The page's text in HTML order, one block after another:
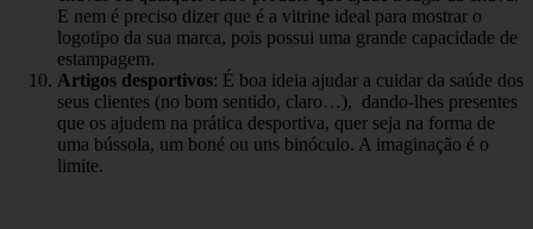
E nem é preciso dizer que é a vitrine ideal para mostrar o
logotipo da sua marca, pois possui uma grande capacidade de
estampagem.
Artigos desportivos: É boa ideia ajudar a cuidar da saúde dos
seus clientes (no bom sentido, claro…), dando-lhes presentes
que os ajudem na prática desportiva, quer seja na forma de
uma bússola, um boné ou uns binóculo. A imaginação é o
limite.